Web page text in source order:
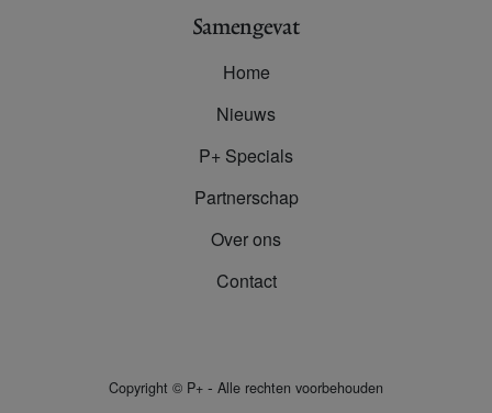
Samengevat
Home
Nieuws
P+ Specials
Partnerschap
Over ons
Contact
Copyright © P+ - Alle rechten voorbehouden